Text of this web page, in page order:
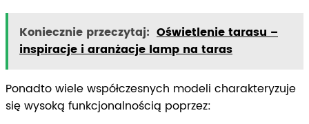
Koniecznie przeczytaj: Oświetlenie tarasu –
inspiracje i aranżacje lamp na taras
Ponadto wiele współczesnych modeli charakteryzuje
się wysoką funkcjonalnością poprzez: